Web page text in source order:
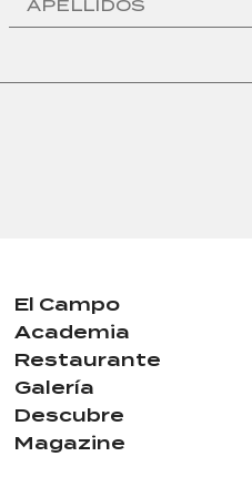
El Campo
Academia
Restaurante
Galería
Descubre
Magazine